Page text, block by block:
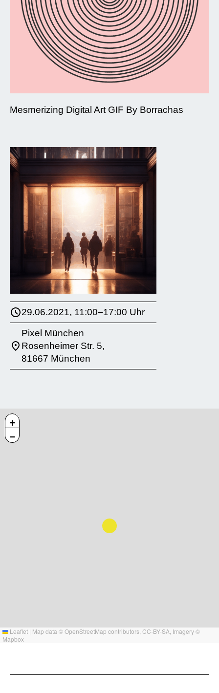
Mesmerizing Digital Art GIF By Borrachas
29.06.2021, 11:00–17:00 Uhr
Pixel München
Rosenheimer Str. 5,
81667 München
+
−
Leaflet | Map data ©OpenStreetMap contributors, CC-BY-SA, Imagery ©
Mapbox